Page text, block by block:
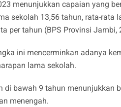
menunjukkan capaian yang
sekolah 13,56 tahun, rata-rata
per tahun (BPS Provinsi Jambi,
ini mencerminkan adanya
lama sekolah.
di bawah 9 tahun menunjukkan
menengah.